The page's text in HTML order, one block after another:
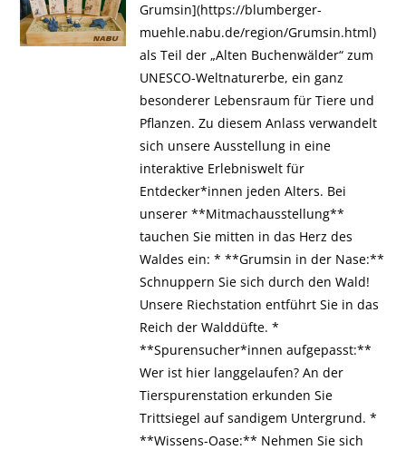
Grumsin](https://blumberger-
muehle.nabu.de/region/Grumsin.html)
als Teil der „Alten Buchenwälder“ zum
UNESCO-Weltnaturerbe, ein ganz
besonderer Lebensraum für Tiere und
Pflanzen. Zu diesem Anlass verwandelt
sich unsere Ausstellung in eine
interaktive Erlebniswelt für
Entdecker*innen jeden Alters. Bei
unserer **Mitmachausstellung**
tauchen Sie mitten in das Herz des
Waldes ein: * **Grumsin in der Nase:**
Schnuppern Sie sich durch den Wald!
Unsere Riechstation entführt Sie in das
Reich der Walddüfte. *
**Spurensucher*innen aufgepasst:**
Wer ist hier langgelaufen? An der
Tierspurenstation erkunden Sie
Trittsiegel auf sandigem Untergrund. *
**Wissens-Oase:** Nehmen Sie sich